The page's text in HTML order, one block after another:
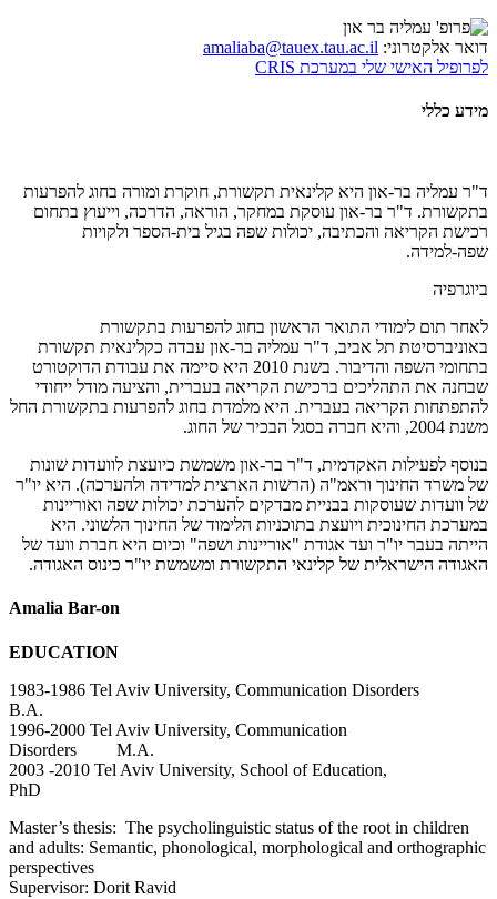
דואר אלקטרוני: amaliaba@tauex.tau.ac.il
לפרופיל האישי שלי במערכת CRIS
מידע כללי
ד"ר עמליה בר-און היא קלינאית תקשורת, חוקרת ומורה בחוג להפרעות
בתקשורת. ד"ר בר-און עוסקת במחקר, הוראה, הדרכה, וייעוץ בתחום
רכישת הקריאה והכתיבה, יכולות שפה בגיל בית-הספר ולקויות
שפה-למידה.
​ביוגרפיה
לאחר תום לימודי התואר הראשון בחוג להפרעות בתקשורת
באוניברסיטת תל אביב, ד"ר עמליה בר-און עבדה כקלינאית תקשורת
בתחומי השפה והדיבור. בשנת 2010 היא סיימה את עבודת הדוקטורט
שבחנה את התהליכים ברכישת הקריאה בעברית, והציעה מודל ייחודי
להתפתחות הקריאה בעברית. היא מלמדת בחוג להפרעות בתקשורת החל
משנת 2004, והיא חברה בסגל הבכיר של החוג.
בנוסף לפעילות האקדמית, ד"ר בר-און משמשת כיועצת לוועדות שונות
של משרד החינוך וראמ"ה (הרשות הארצית למדידה ולהערכה). היא יו"ר
של וועדות שעוסקות בבניית מבדקים להערכת יכולות שפה ואוריינות
במערכת החינוכית ויועצת בתוכניות הלימוד של החינוך הלשוני. היא
הייתה בעבר יו"ר ועד אגודת "אוריינות ושפה" וכיום היא חברת וועד של
האגודה הישראלית של קלינאי התקשורת ומשמשת יו"ר כינוס האגודה.
Amalia Bar-on
EDUCATION
1983-1986 Tel Aviv University, Communication Disorders
B.A.
1996-2000 Tel Aviv University, Communication
Disorders M.A.
2003 -2010 Tel Aviv University, School of Education,
PhD
Master’s thesis: The psycholinguistic status of the root in children
and adults: Semantic, phonological, morphological and orthographic
Supervisor: Dorit Ravid